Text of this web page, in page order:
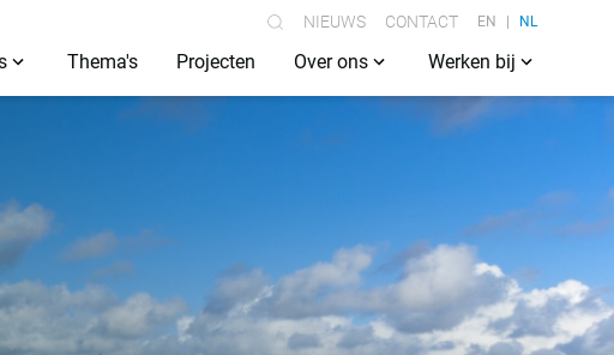
NIEUWS CONTACT EN NL
Thema's Projecten Over ons Werken bij